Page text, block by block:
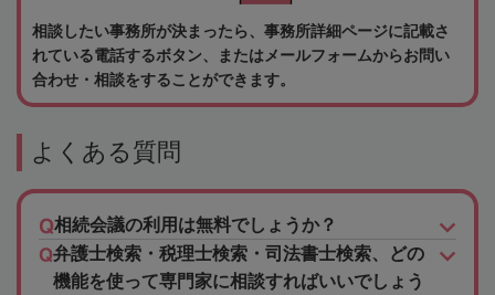
相談したい事務所が決まったら、事務所詳細ページに記載さ
れている電話するボタン、またはメールフォームからお問い
合わせ・相談をすることができます。
よくある質問
相続会議の利用は無料でしょうか？
弁護士検索・税理士検索・司法書士検索、どの
機能を使って専門家に相談すればいいでしょう